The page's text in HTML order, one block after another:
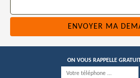
ON VOUS RAPPELLE